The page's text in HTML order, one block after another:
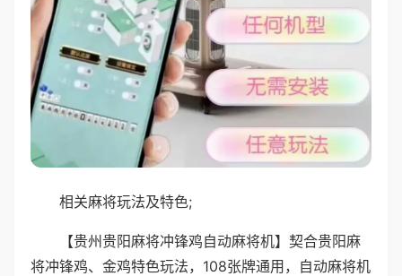
相关麻将玩法及特色;
【贵州贵阳麻将冲锋鸡自动麻将机】契合贵阳麻
将冲锋鸡、金鸡特色玩法，108张牌通用，自动麻将机